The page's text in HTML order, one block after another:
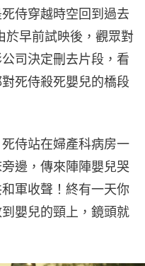
侍穿越時空回到過去
於早前試映後，觀眾對
司決定刪去片段，看
死侍殺死嬰兒的橋段
侍站在婦產科病房一
邊，傳來陣陣嬰兒哭
軍收聲！終有一天你
嬰兒的頸上，鏡頭就